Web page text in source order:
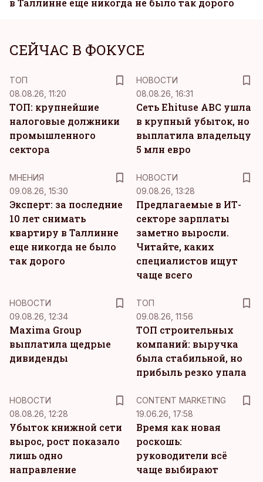
в Таллинне еще никогда не было так дорого
СЕЙЧАС В ФОКУСЕ
ТОП
08.08.26, 11:20
ТОП: крупнейшие
налоговые должники
промышленного
сектора
НОВОСТИ
08.08.26, 16:31
Сеть Ehituse ABC ушла
в крупный убыток, но
выплатила владельцу
5 млн евро
MНЕНИЯ
09.08.26, 15:30
Эксперт: за последние
10 лет снимать
квартиру в Таллинне
еще никогда не было
так дорого
НОВОСТИ
09.08.26, 13:28
Предлагаемые в ИТ-
секторе зарплаты
заметно выросли.
Читайте, каких
специалистов ищут
чаще всего
НОВОСТИ
09.08.26, 12:34
Maxima Group
выплатила щедрые
дивиденды
ТОП
09.08.26, 11:56
ТОП строительных
компаний: выручка
была стабильной, но
прибыль резко упала
НОВОСТИ
08.08.26, 12:28
Убыток книжной сети
вырос, рост показало
лишь одно
направление
CONTENT MARKETING
19.06.26, 17:58
Время как новая
роскошь:
руководители всё
чаще выбирают